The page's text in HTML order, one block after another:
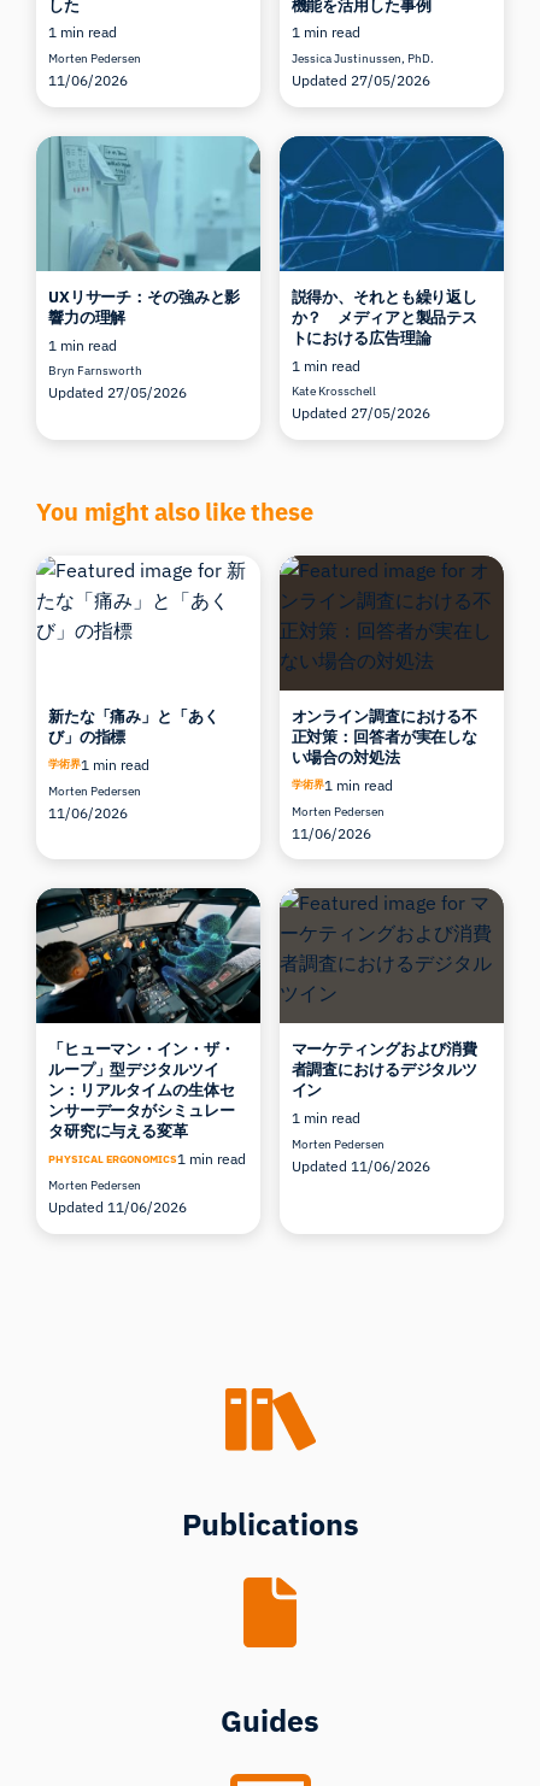
した
1 min read
Morten Pedersen
11/06/2026
機能を活用した事例
1 min read
Jessica Justinussen, PhD.
Updated 27/05/2026
UXリサーチ：その強みと影
響力の理解
1 min read
Bryn Farnsworth
Updated 27/05/2026
説得か、それとも繰り返し
か？ メディアと製品テス
トにおける広告理論
1 min read
Kate Krosschell
Updated 27/05/2026
You might also like these
新たな「痛み」と「あく
び」の指標
学術界1 min read
Morten Pedersen
11/06/2026
オンライン調査における不
正対策：回答者が実在しな
い場合の対処法
学術界1 min read
Morten Pedersen
11/06/2026
「ヒューマン・イン・ザ・
ループ」型デジタルツイ
ン：リアルタイムの生体セ
ンサーデータがシミュレー
タ研究に与える変革
PHYSICAL ERGONOMICS1 min read
Morten Pedersen
Updated 11/06/2026
マーケティングおよび消費
者調査におけるデジタルツ
イン
1 min read
Morten Pedersen
Updated 11/06/2026
Publications
Guides